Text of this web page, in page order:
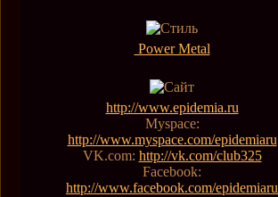
Power Metal
http://www.epidemia.ru
Myspace:
http://www.myspace.com/epidemiaru
VK.com: http://vk.com/club325
Facebook:
http://www.facebook.com/epidemiaru